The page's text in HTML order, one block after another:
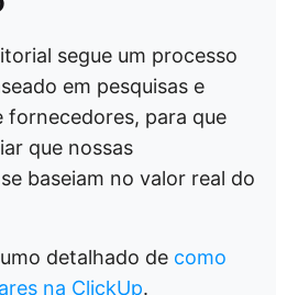
segue um processo
em pesquisas e
fornecedores, para que
que nossas
baseiam no valor real do
detalhado de como
na ClickUp.